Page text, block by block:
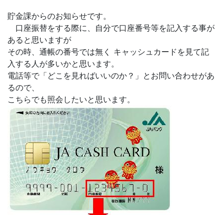
貯金課からのお知らせです。
口座振替をする際に、自分で口座番号等を記入する事が
あると思いますが
その時、通帳の番号では無く キャッシュカードを見て記
入する人が多いかと思います。
電話等で「どこを見ればいいのか？」とお問い合わせがあ
るので、
こちらでも照会したいと思います。